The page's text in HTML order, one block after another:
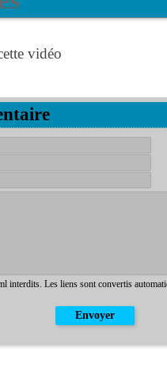
vidéo
interdits. Les liens sont convertis